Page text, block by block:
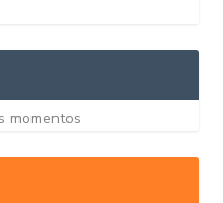
momentos